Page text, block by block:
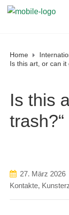
Home
Is this art, or can it
Is this
trash?“
27. März 2026
Kontakte,